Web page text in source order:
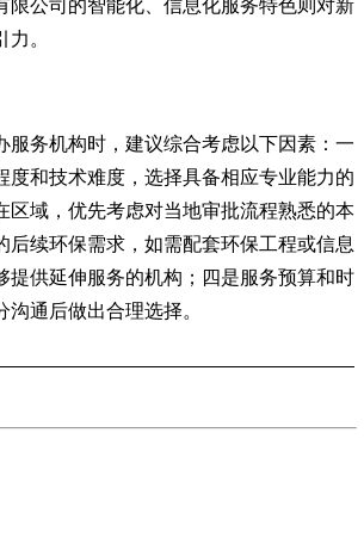
。
服务机构时，建议综合考虑以下因素：一
度和技术难度，选择具备相应专业能力的
区域，优先考虑对当地审批流程熟悉的本
后续环保需求，如需配套环保工程或信息
提供延伸服务的机构；四是服务预算和时
通后做出合理选择。